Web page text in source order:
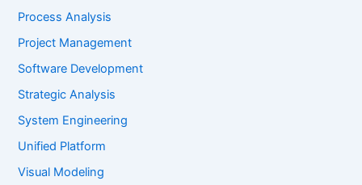
Process Analysis
Project Management
Software Development
Strategic Analysis
System Engineering
Unified Platform
Visual Modeling